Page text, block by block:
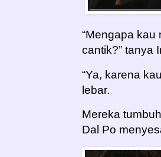
“Mengapa kau
cantik?” tanya
“Ya, karena
lebar.
Mereka
Dal Po